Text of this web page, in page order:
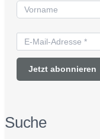
Suche